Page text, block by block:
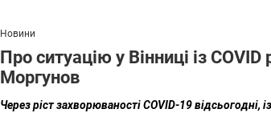
Новини
Про ситуацію у Вінниці із
Моргунов
Через ріст захворюваності COVID-19 відсьогодні,